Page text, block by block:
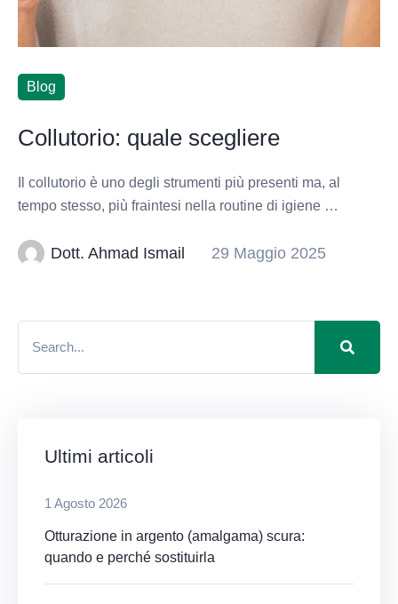
Blog
Collutorio: quale scegliere
Il collutorio è uno degli strumenti più presenti ma, al
tempo stesso, più fraintesi nella routine di igiene …
Dott. Ahmad Ismail 29 Maggio 2025
Ultimi articoli
1 Agosto 2026
Otturazione in argento (amalgama) scura:
quando e perché sostituirla